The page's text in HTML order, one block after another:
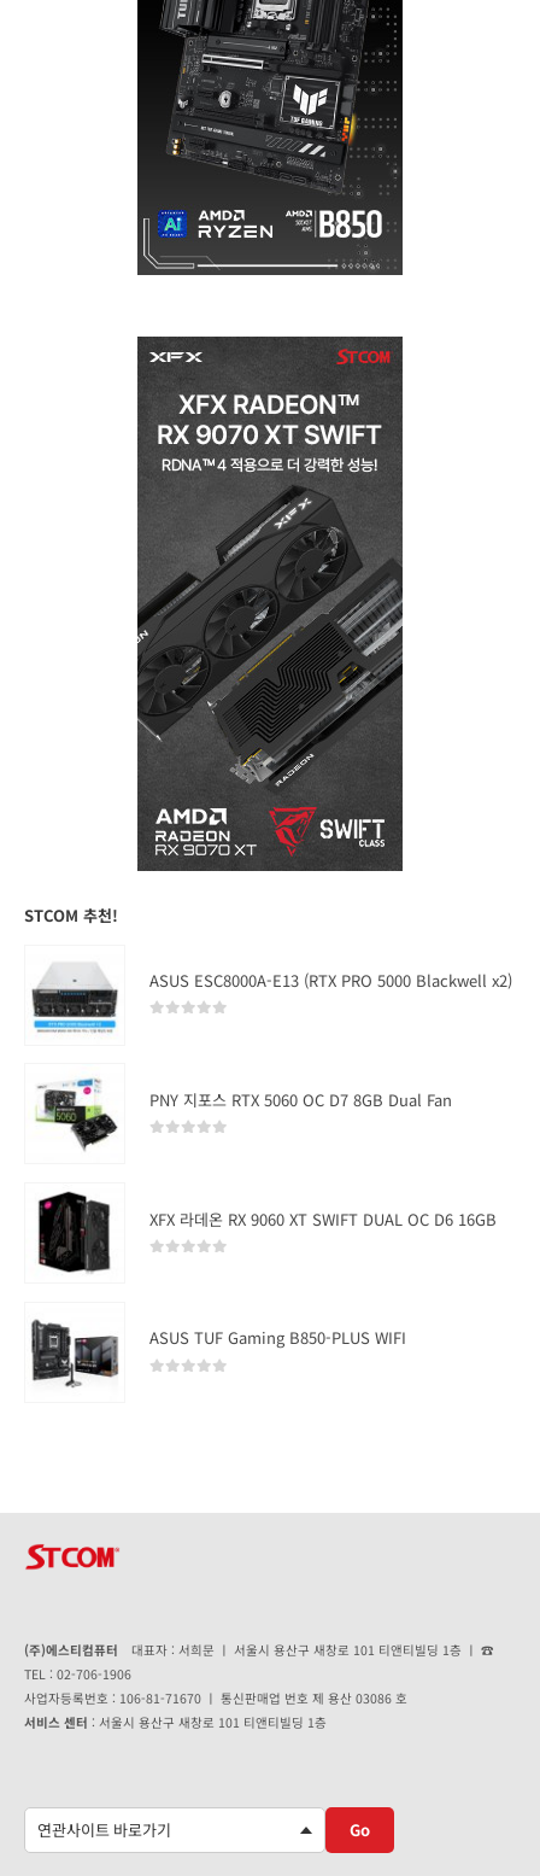
STCOM 추천!
ASUS ESC8000A-E13 (RTX PRO 5000 Blackwell x2)
PNY 지포스 RTX 5060 OC D7 8GB Dual Fan
XFX 라데온 RX 9060 XT SWIFT DUAL OC D6 16GB
ASUS TUF Gaming B850-PLUS WIFI
(주)에스티컴퓨터 대표자 : 서희문 ㅣ 서울시 용산구 새창로 101 티앤티빌딩 1층 ㅣ ☎
TEL : 02-706-1906
사업자등록번호 : 106-81-71670 ㅣ 통신판매업 번호 제 용산 03086 호
서비스 센터 : 서울시 용산구 새창로 101 티앤티빌딩 1층
Go